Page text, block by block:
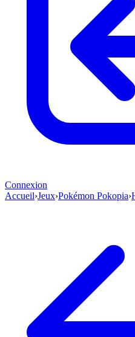
Connexion
Accueil›Jeux›Pokémon Pokopia›